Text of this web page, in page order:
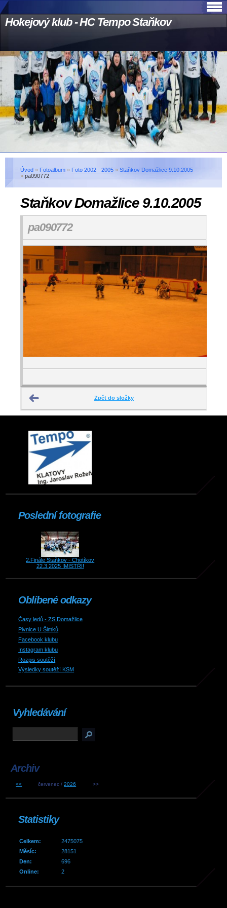
Hokejový klub - HC Tempo Staňkov
Úvod » Fotoalbum » Foto 2002 - 2005 » Staňkov Domažlice 9.10.2005
» pa090772
Staňkov Domažlice 9.10.2005
pa090772
Zpět do složky
Poslední fotografie
2.Finále Staňkov - Chotíkov
22.3.2025 !MISTŘI!
Oblíbené odkazy
Časy ledů - ZS Domažlice
Pivnice U Šimků
Facebook klubu
Instagram klubu
Rozpis soutěží
Výsledky soutěží KSM
Vyhledávání
Archiv
<< červenec /2026 >>
Statistiky
Online: 2
Celkem:
2475075
Měsíc:
28151
Den:
696